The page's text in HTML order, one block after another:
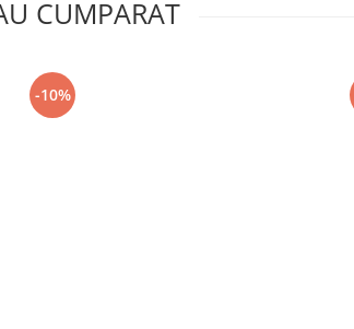
CUMPARAT
-10%